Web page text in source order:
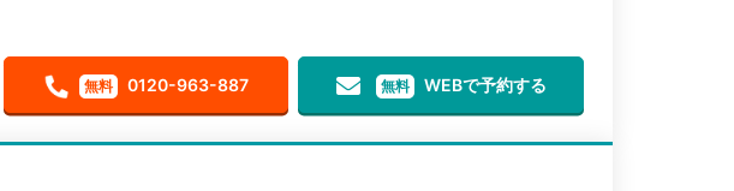
無料 0120-963-887 無料 WEBで予約する